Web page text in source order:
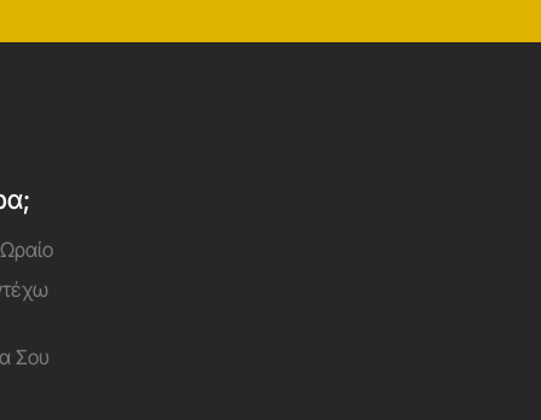
Σου